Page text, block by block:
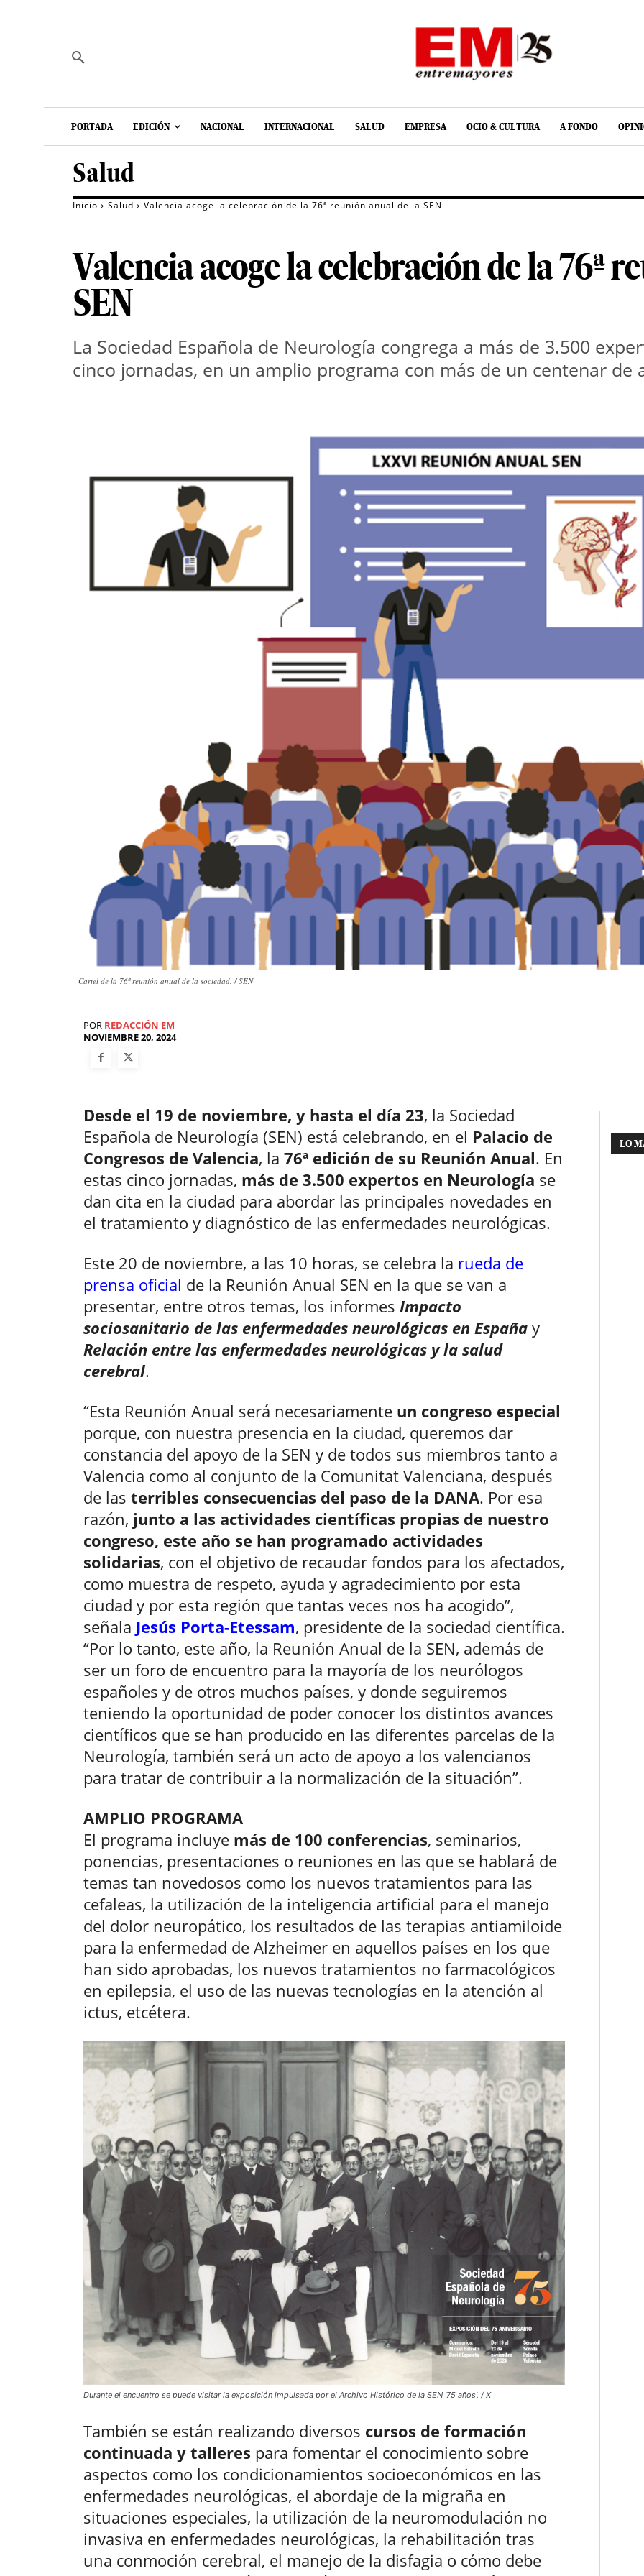
PORTADA EDICIÓN NACIONAL INTERNACIONAL SALUD EMPRESA OCIO & CULTURA A FONDO
Salud
Inicio Salud Valencia acoge la celebración de la 76ª reunión anual de la SEN
Valencia acoge la celebración de la 76ª
SEN
La Sociedad Española de Neurología congrega a más de 3.500
cinco jornadas, en un amplio programa con más de un centenar de
Cartel de la 76ª reunión anual de la sociedad. / SEN
POR REDACCIÓN EM
NOVIEMBRE 20, 2024
Desde el 19 de noviembre, y hasta el día 23, la Sociedad
Española de Neurología (SEN) está celebrando, en el Palacio de
Congresos de Valencia, la 76ª edición de su Reunión Anual. En
estas cinco jornadas, más de 3.500 expertos en Neurología se
dan cita en la ciudad para abordar las principales novedades en
el tratamiento y diagnóstico de las enfermedades neurológicas.
Este 20 de noviembre, a las 10 horas, se celebra la rueda de
prensa oficial de la Reunión Anual SEN en la que se van a
presentar, entre otros temas, los informes Impacto
sociosanitario de las enfermedades neurológicas en España y
Relación entre las enfermedades neurológicas y la salud
cerebral.
“Esta Reunión Anual será necesariamente un congreso especial
porque, con nuestra presencia en la ciudad, queremos dar
constancia del apoyo de la SEN y de todos sus miembros tanto a
Valencia como al conjunto de la Comunitat Valenciana, después
de las terribles consecuencias del paso de la DANA. Por esa
razón, junto a las actividades científicas propias de nuestro
congreso, este año se han programado actividades
solidarias, con el objetivo de recaudar fondos para los afectados,
como muestra de respeto, ayuda y agradecimiento por esta
ciudad y por esta región que tantas veces nos ha acogido”,
señala Jesús Porta-Etessam, presidente de la sociedad científica.
“Por lo tanto, este año, la Reunión Anual de la SEN, además de
ser un foro de encuentro para la mayoría de los neurólogos
españoles y de otros muchos países, y donde seguiremos
teniendo la oportunidad de poder conocer los distintos avances
científicos que se han producido en las diferentes parcelas de la
Neurología, también será un acto de apoyo a los valencianos
para tratar de contribuir a la normalización de la situación”.
AMPLIO PROGRAMA
El programa incluye más de 100 conferencias, seminarios,
ponencias, presentaciones o reuniones en las que se hablará de
temas tan novedosos como los nuevos tratamientos para las
cefaleas, la utilización de la inteligencia artificial para el manejo
del dolor neuropático, los resultados de las terapias antiamiloide
para la enfermedad de Alzheimer en aquellos países en los que
han sido aprobadas, los nuevos tratamientos no farmacológicos
en epilepsia, el uso de las nuevas tecnologías en la atención al
ictus, etcétera.
Durante el encuentro se puede visitar la exposición impulsada por el Archivo Histórico de la SEN '75 años'. / X
También se están realizando diversos cursos de formación
continuada y talleres para fomentar el conocimiento sobre
aspectos como los condicionamientos socioeconómicos en las
enfermedades neurológicas, el abordaje de la migraña en
situaciones especiales, la utilización de la neuromodulación no
invasiva en enfermedades neurológicas, la rehabilitación tras
una conmoción cerebral, el manejo de la disfagia o cómo debe
LO